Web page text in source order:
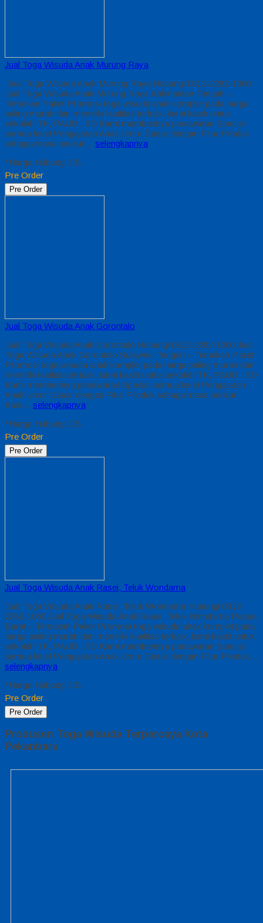
Jual Toga Wisuda Anak Murung Raya
Jual Toga Wisuda Anak Murung Raya Hubungi 0812-2282-1060
Jual Toga Wisuda Anak Murung Raya Kalimantan Tengah –
Temukan Paket Promosi toga wisuda anak komplet pada harga
paling murah dan memiliki kualitas terbaik, kami kasih untuk
sekolah TK, PAUD , SD Kami memberinya penawaran Special
semua level Pengajaran Anak Umur Dasar dengan Fitur Produk
sebagaimana berikut… selengkapnya
*Harga Hubungi CS
Pre Order
Pre Order
Jual Toga Wisuda Anak Gorontalo
Jual Toga Wisuda Anak Gorontalo Hubungi 0812-2282-1060 Jual
Toga Wisuda Anak Gorontalo Sulawesi Tengah – Temukan Paket
Promosi toga wisuda anak komplet pada harga paling murah dan
memiliki kualitas terbaik, kami kasih untuk sekolah TK, PAUD , SD
Kami memberinya penawaran Special semua level Pengajaran
Anak Umur Dasar dengan Fitur Produk sebagaimana berikut :
Kain… selengkapnya
*Harga Hubungi CS
Pre Order
Pre Order
Jual Toga Wisuda Anak Rasei, Teluk Wondama
Jual Toga Wisuda Anak Rasei, Teluk Wondama Hubungi 0812-
2282-1060 Jual Toga Wisuda Anak Rasei, Teluk Wondama Papua
Barat – Temukan Paket Promosi toga wisuda anak komplet pada
harga paling murah dan memiliki kualitas terbaik, kami kasih untuk
sekolah TK, PAUD , SD Kami memberinya penawaran Special
semua level Pengajaran Anak Umur Dasar dengan Fitur Produk…
selengkapnya
*Harga Hubungi CS
Pre Order
Pre Order
Produsen Toga Wisuda Terpercaya Kota
Pekanbaru